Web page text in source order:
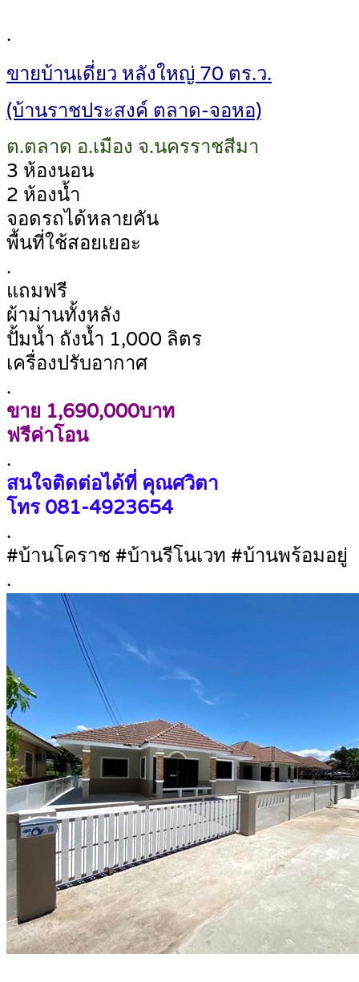
.
ขายบ้านเดี่ยว หลังใหญ่ 70 ตร.ว.
(บ้านราชประสงค์ ตลาด-จอหอ)
ต.ตลาด อ.เมือง จ.นครราชสีมา
3 ห้องนอน
2 ห้องน้ำ
จอดรถได้หลายคัน
พื้นที่ใช้สอยเยอะ
.
แถมฟรี
ผ้าม่านทั้งหลัง
ปั้มน้ำ ถังน้ำ 1,000 ลิตร
เครื่องปรับอากาศ
.
ขาย 1,690,000บาท
ฟรีค่าโอน
.
สนใจติดต่อได้ที่ คุณศวิตา
โทร 081-4923654
.
#บ้านโคราช #บ้านรีโนเวท #บ้านพร้อมอยู่
.